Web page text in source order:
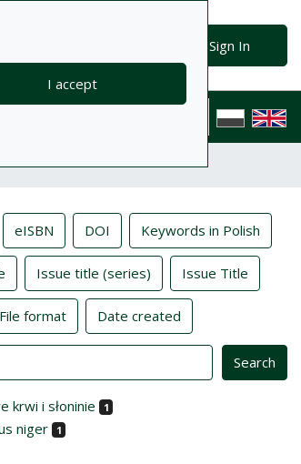
I accept
Sign In
Polska
eISBN DOI Keywords in Polish
Issue title (series) Issue Title
File format Date created
krwi i słoninie 1
niger 1